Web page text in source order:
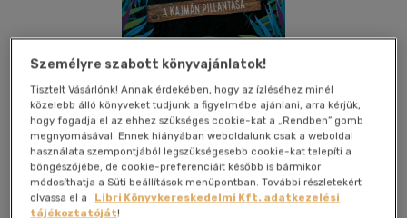
Személyre szabott könyvajánlatok!
Tisztelt Vásárlónk! Annak érdekében, hogy az ízléséhez minél
közelebb álló könyveket tudjunk a figyelmébe ajánlani, arra kérjük,
hogy fogadja el az ehhez szükséges cookie-kat a „Rendben” gomb
megnyomásával. Ennek hiányában weboldalunk csak a weboldal
használata szempontjából legszükségesebb cookie-kat telepíti a
böngészőjébe, de cookie-preferenciáit később is bármikor
módosíthatja a Süti beállítások menüpontban. További részletekért
olvassa el a
Libri Könyvkereskedelmi Kft. adatkezelési
tájékoztatóját!